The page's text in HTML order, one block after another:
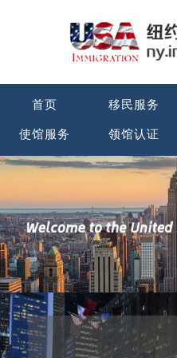
首页 移民服务
使馆服务 领馆认证